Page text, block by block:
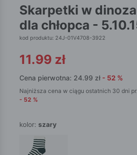
skarpetki w dinozaury - 3pak
dla chłopca -
kod produktu: 24J-01V4708-3922
11.99 zł
Cena pierwotna: 24.99 zł - 52 %
Najniższa cena w ciągu ostatnich 30 dni
- 52 %
kolor: szary